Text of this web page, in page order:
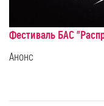
Фестиваль БАС
Анонс